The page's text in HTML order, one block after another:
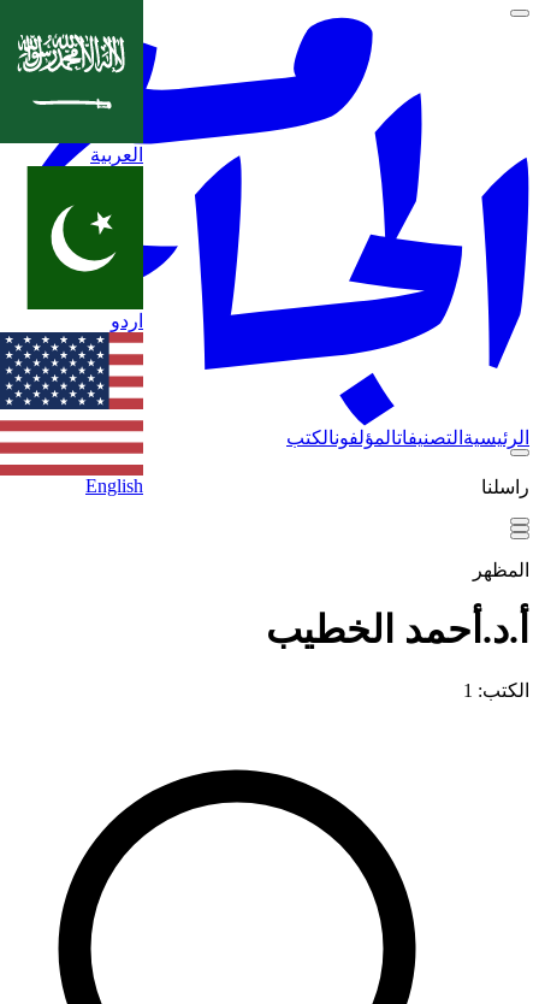
الرئيسية التصنيفاتالمؤلفونالكتب
راسلنا
العربية
اردو
English
المظهر
أ.د.أحمد الخطيب
الكتب: 1